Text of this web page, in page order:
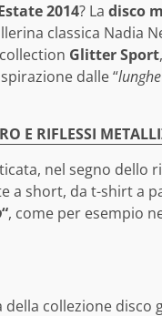
2014? La disco
classica Nadia
Glitter Sport
dalle “
E RIFLESSI
nel segno dello
a short, da t-shirt a
“, come per esempio
collezione disco